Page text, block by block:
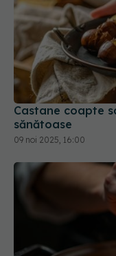
Castane coapte
sănătoase
09 noi 2025, 16:00